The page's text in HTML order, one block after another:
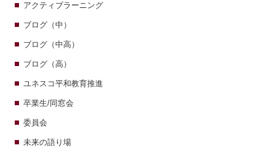
アクティブラーニング
ブログ（中）
ブログ（中高）
ブログ（高）
ユネスコ平和教育推進
卒業生/同窓会
委員会
未来の語り場